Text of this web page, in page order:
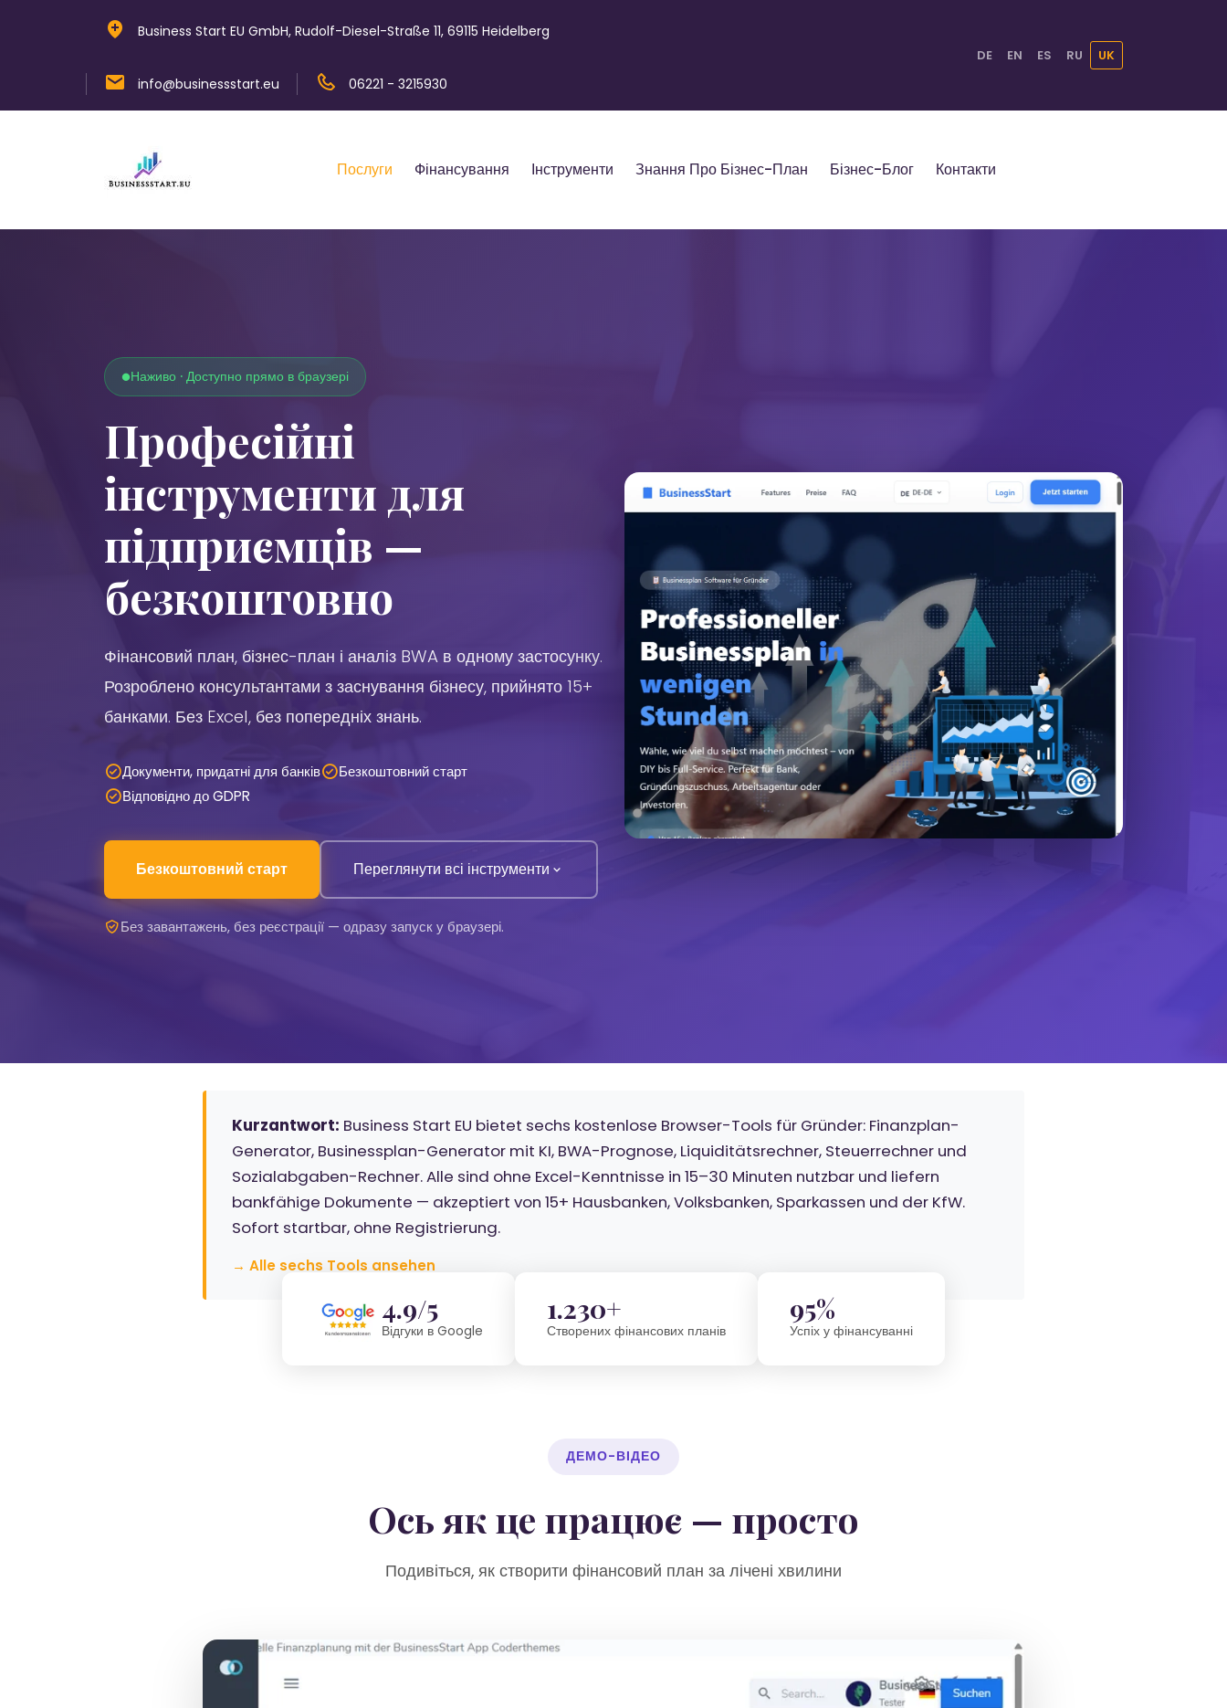
Business Start EU GmbH, Rudolf-Diesel-Straße 11, 69115 Heidelberg
info@businessstart.eu 06221 - 3215930
DE EN ES RU UK
Послуги Фінансування Інструменти Знання Про Бізнес-План Бізнес-Блог Контакти
Наживо · Доступно прямо в браузері
Професійні
інструменти для
підприємців —
безкоштовно
Фінансовий план, бізнес-план і аналіз BWA в одному застосунку.
Розроблено консультантами з заснування бізнесу, прийнято 15+
банками. Без Excel, без попередніх знань.
Документи, придатні для банків
Безкоштовний старт
Відповідно до GDPR
Безкоштовний старт Переглянути всі інструменти
Без завантажень, без реєстрації — одразу запуск у браузері.
Kurzantwort: Business Start EU bietet sechs kostenlose Browser-Tools für Gründer: Finanzplan-
Generator, Businessplan-Generator mit KI, BWA-Prognose, Liquiditätsrechner, Steuerrechner und
Sozialabgaben-Rechner. Alle sind ohne Excel-Kenntnisse in 15–30 Minuten nutzbar und liefern
bankfähige Dokumente — akzeptiert von 15+ Hausbanken, Volksbanken, Sparkassen und der KfW.
Sofort startbar, ohne Registrierung.
→ Alle sechs Tools ansehen
4.9/5
Відгуки в Google
1.230+
Створених фінансових планів
95%
Успіх у фінансуванні
ДЕМО-ВІДЕО
Ось як це працює — просто
Подивіться, як створити фінансовий план за лічені хвилини